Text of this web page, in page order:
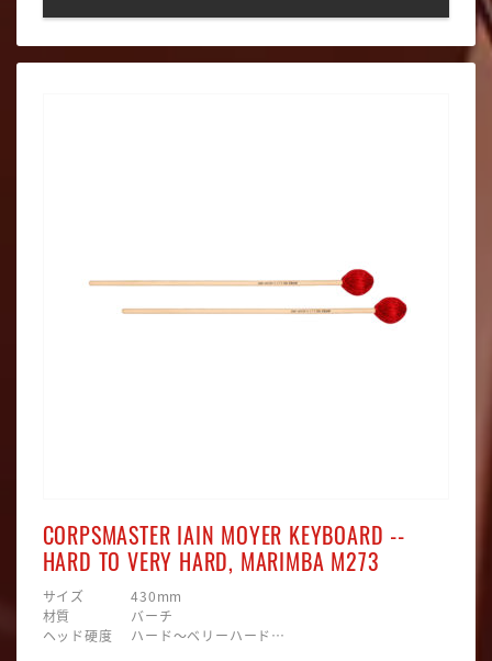
CORPSMASTER IAIN MOYER KEYBOARD --
HARD TO VERY HARD, MARIMBA M273
サイズ 430mm
材質 バーチ
ヘッド硬度 ハード〜ベリーハード